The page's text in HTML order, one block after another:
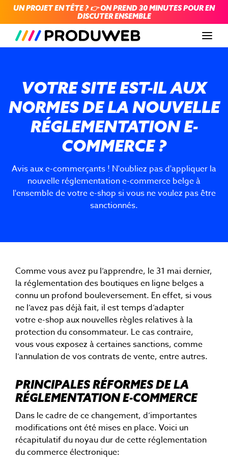
UN PROJET EN TÊTE ? 👉 ON PREND 30 MINUTES POUR EN
DISCUTER ENSEMBLE
Menu
VOTRE SITE EST-IL AUX
NORMES DE LA NOUVELLE
RÉGLEMENTATION E-
COMMERCE ?
Avis aux e-commerçants ! N'oubliez pas d'appliquer la
nouvelle réglementation e-commerce belge à
l'ensemble de votre e-shop si vous ne voulez pas être
sanctionnés.
Comme vous avez pu l’apprendre, le 31 mai dernier,
la réglementation des boutiques en ligne belges a
connu un profond bouleversement. En effet, si vous
ne l’avez pas déjà fait, il est temps d’adapter
votre e-shop aux nouvelles règles relatives à la
protection du consommateur. Le cas contraire,
vous vous exposez à certaines sanctions, comme
l’annulation de vos contrats de vente, entre autres.
PRINCIPALES RÉFORMES DE LA
RÉGLEMENTATION E-COMMERCE
Dans le cadre de ce changement, d’importantes
modifications ont été mises en place. Voici un
récapitulatif du noyau dur de cette réglementation
du commerce électronique: